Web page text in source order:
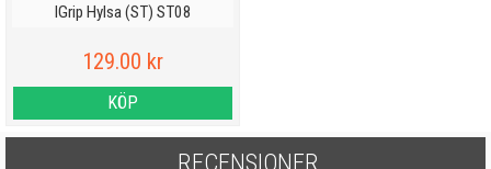
IGrip Hylsa (ST) ST08
129.00 kr
KÖP
RECENSIONER